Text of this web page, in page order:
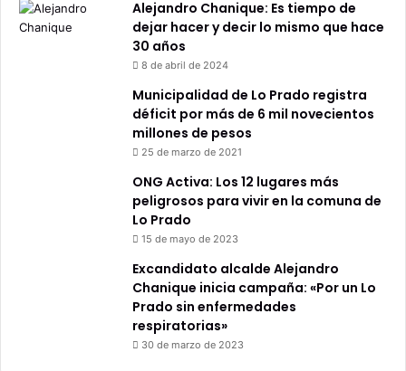
Alejandro Chanique: Es tiempo de
dejar hacer y decir lo mismo que hace
30 años
8 de abril de 2024
Municipalidad de Lo Prado registra
déficit por más de 6 mil novecientos
millones de pesos
25 de marzo de 2021
ONG Activa: Los 12 lugares más
peligrosos para vivir en la comuna de
Lo Prado
15 de mayo de 2023
Excandidato alcalde Alejandro
Chanique inicia campaña: «Por un Lo
Prado sin enfermedades
respiratorias»
30 de marzo de 2023